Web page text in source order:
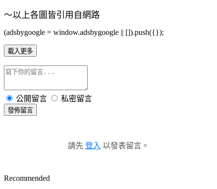
～以上各圖皆引用自網路
(adsbygoogle = window.adsbygoogle || []).push({});
載入更多
公開留言 私密留言
發佈留言
請先 登入 以發表留言。
Recommended